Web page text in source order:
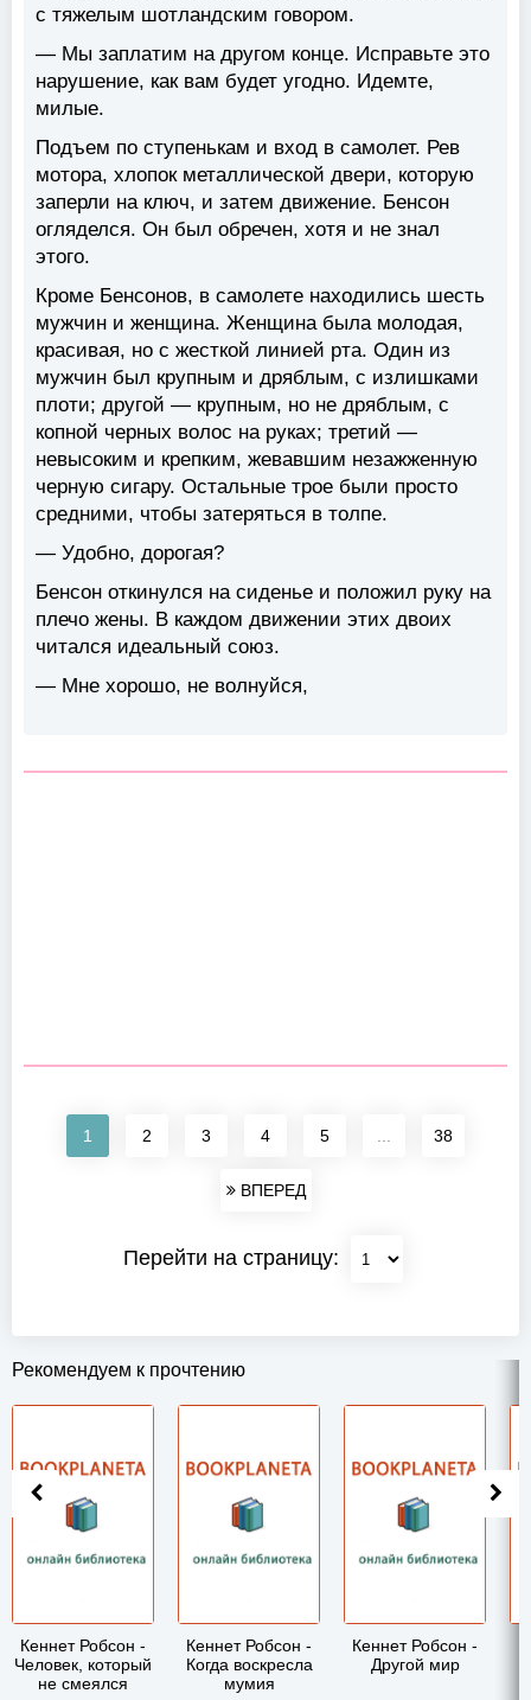
с тяжелым шотландским говором.
— Мы заплатим на другом конце. Исправьте это
нарушение, как вам будет угодно. Идемте,
милые.
Подъем по ступенькам и вход в самолет. Рев
мотора, хлопок металлической двери, которую
заперли на ключ, и затем движение. Бенсон
огляделся. Он был обречен, хотя и не знал
этого.
Кроме Бенсонов, в самолете находились шесть
мужчин и женщина. Женщина была молодая,
красивая, но с жесткой линией рта. Один из
мужчин был крупным и дряблым, с излишками
плоти; другой — крупным, но не дряблым, с
копной черных волос на руках; третий —
невысоким и крепким, жевавшим незажженную
черную сигару. Остальные трое были просто
средними, чтобы затеряться в толпе.
— Удобно, дорогая?
Бенсон откинулся на сиденье и положил руку на
плечо жены. В каждом движении этих двоих
читался идеальный союз.
— Мне хорошо, не волнуйся,
1 2 3 4 5 38
ВПЕРЕД
Перейти на страницу:
Рекомендуем к прочтению
Кеннет Робсон -
Человек, который
не смеялся
Кеннет Робсон -
Когда воскресла
мумия
Кеннет Робсон -
Другой мир